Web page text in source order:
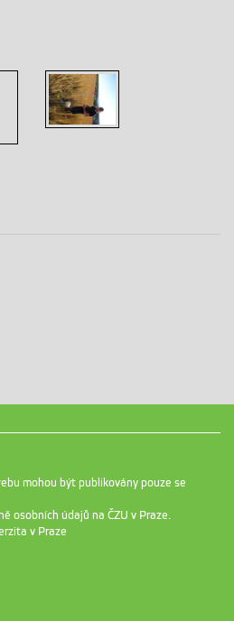
mohou být publikovány pouze se
osobních údajů na ČZU v Praze.
v Praze